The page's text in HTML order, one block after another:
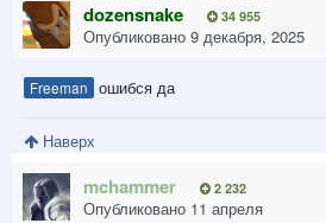
dozensnake 34 955
Опубликовано 9 декабря, 2025
Freeman ошибся да
Наверх
mchammer 2 232
Опубликовано 11 апреля